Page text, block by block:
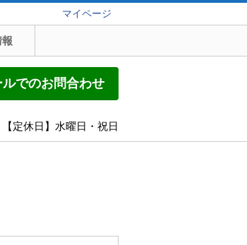
マイページ
ルでのお問合わせ
定休日】水曜日・祝日